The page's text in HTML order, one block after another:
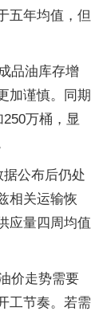
五年均值，但
品油库存增
加谨慎。同期
万桶，显
公布后仍处
相关运输恢
应量四周均值
价走势需要
工节奏。若需